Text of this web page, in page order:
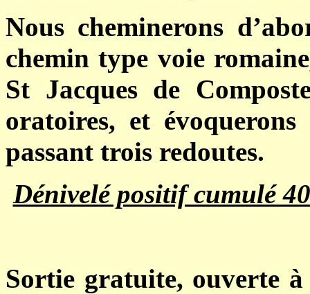
Nous cheminerons
chemin type voie
St Jacques de
oratoires, et évoquerons
passant trois redoutes.
Dénivelé positif cumulé
Sortie gratuite, ouverte